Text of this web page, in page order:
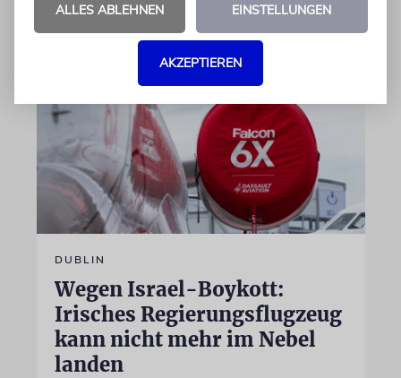
07.08.2026
DUBLIN
Wegen Israel-Boykott:
Irisches Regierungsflugzeug
kann nicht mehr im Nebel
landen
ALLES ABLEHNEN EINSTELLUNGEN
AKZEPTIEREN